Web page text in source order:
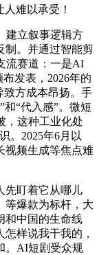
难以承受！
立叙事逻辑方
制。并通过智能剪
流赛道：一是AI
发表，2026年的
致方成本昂扬。手
“代入感”。微短
，这种工业化处
。2025年6月以
视频生成等焦点难
盯着它从哪儿
等爆款为标杆，大
和中国的生命线
样说我干我的，
。AI短剧受众规